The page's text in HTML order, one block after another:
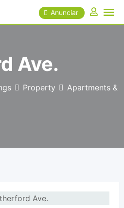
Anunciar
Ave.
Property
Apartments &